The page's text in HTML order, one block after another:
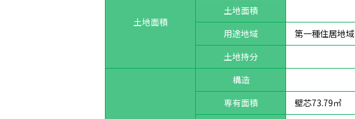
土地面積
土地面積
用途地域
第一種住居地域
土地持分
構造
専有面積
壁芯73.79㎡